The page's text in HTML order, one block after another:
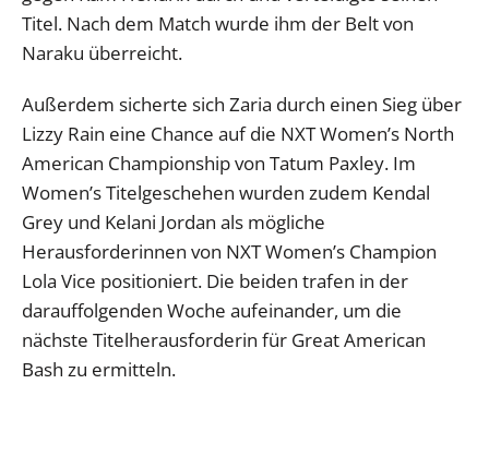
Titel. Nach dem Match wurde ihm der Belt von
Naraku überreicht.
Außerdem sicherte sich Zaria durch einen Sieg über
Lizzy Rain eine Chance auf die NXT Women’s North
American Championship von Tatum Paxley. Im
Women’s Titelgeschehen wurden zudem Kendal
Grey und Kelani Jordan als mögliche
Herausforderinnen von NXT Women’s Champion
Lola Vice positioniert. Die beiden trafen in der
darauffolgenden Woche aufeinander, um die
nächste Titelherausforderin für Great American
Bash zu ermitteln.